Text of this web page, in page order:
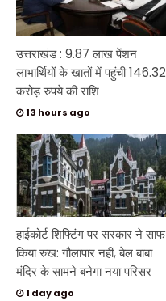
उत्तराखंड : 9.87 लाख पेंशन
लाभार्थियों के खातों में पहुंची 146.32
करोड़ रुपये की राशि
13 hours ago
हाईकोर्ट शिफ्टिंग पर सरकार ने साफ
किया रुख: गौलापार नहीं, बेल बाबा
मंदिर के सामने बनेगा नया परिसर
1 day ago